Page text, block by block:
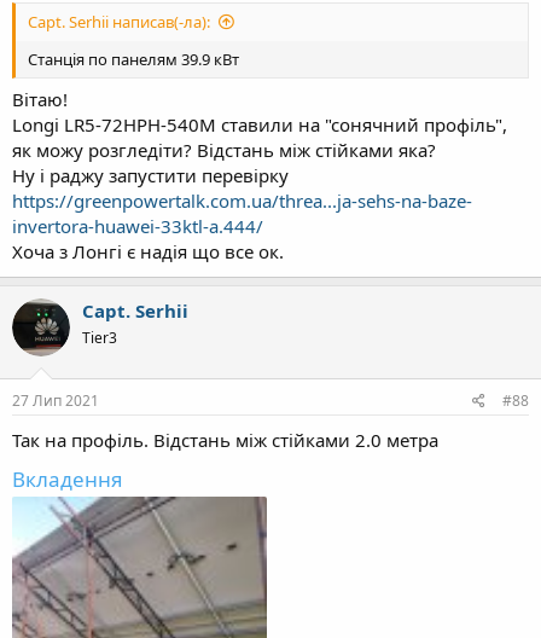
Capt. Serhii написав(-ла):
Станція по панелям 39.9 кВт
Вітаю!
Longi LR5-72HPH-540M ставили на "сонячний профіль",
як можу розгледіти? Відстань між стійками яка?
Ну і раджу запустити перевірку
https://greenpowertalk.com.ua/threa...ja-sehs-na-baze-
invertora-huawei-33ktl-a.444/
Хоча з Лонгі є надія що все ок.
Capt. Serhii
Tier3
27 Лип 2021 #88
Так на профіль. Відстань між стійками 2.0 метра
Вкладення